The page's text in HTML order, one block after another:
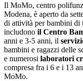
Il MoMo, centro
Modena, è aperto da
di attività per bambini di
includono il Centro
anni e 3-5 anni, il
bambini e ragazzi delle
e numerosi laboratori
compresa fra i 6 e i 13
MoMo.